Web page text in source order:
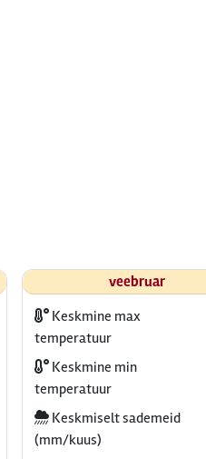
veebruar
Keskmine max
temperatuur
Keskmine min
temperatuur
Keskmiselt sademeid
(mm/kuus)